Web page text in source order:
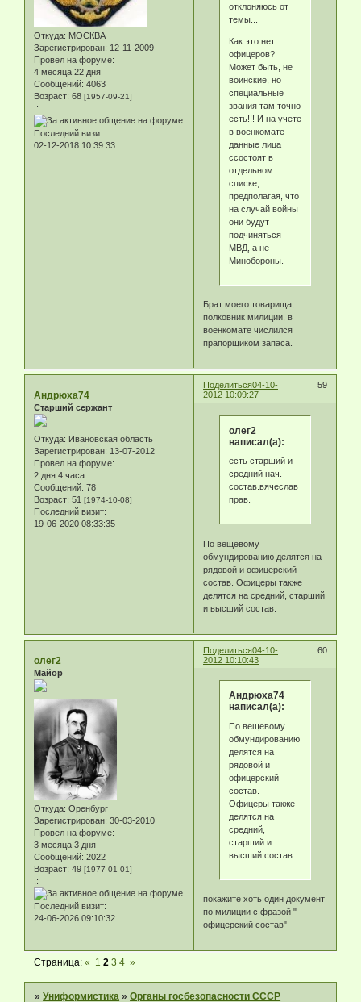
Откуда: МОСКВА
Зарегистрирован: 12-11-2009
Провел на форуме:
4 месяца 22 дня
Сообщений: 4063
Возраст: 68 [1957-09-21]
.:
Последний визит:
02-12-2018 10:39:33
отклоняюсь от
темы...
Как это нет
офицеров?
Может быть, не
воинские, но
специальные
звания там точно
есть!!! И на учете
в военкомате
данные лица
ссостоят в
отдельном
списке,
предполагая, что
на случай войны
они будут
подчиняться
МВД, а не
Минобороны.
Брат моего товарища,
полковник милиции, в
военкомате числился
прапорщиком запаса.
Поделиться 59
04-10-
2012 10:09:27
Андрюха74
Старший сержант
Откуда: Ивановская область
Зарегистрирован: 13-07-2012
Провел на форуме:
2 дня 4 часа
Сообщений: 78
Возраст: 51 [1974-10-08]
Последний визит:
19-06-2020 08:33:35
олег2
написал(а):
есть старший и
средний нач.
состав.вячеслав
прав.
По вещевому
обмундированию делятся на
рядовой и офицерский
состав. Офицеры также
делятся на средний, старший
и высший состав.
Поделиться 60
04-10-
2012 10:10:43
олег2
Майор
Откуда: Оренбург
Зарегистрирован: 30-03-2010
Провел на форуме:
3 месяца 3 дня
Сообщений: 2022
Возраст: 49 [1977-01-01]
.:
Последний визит:
24-06-2026 09:10:32
Андрюха74
написал(а):
По вещевому
обмундированию
делятся на
рядовой и
офицерский
состав.
Офицеры также
делятся на
средний,
старший и
высший состав.
покажите хоть один документ
по милиции с фразой "
офицерский состав"
Страница:« 1 2 3 4 »
»Униформистика »Органы госбезопасности СССР